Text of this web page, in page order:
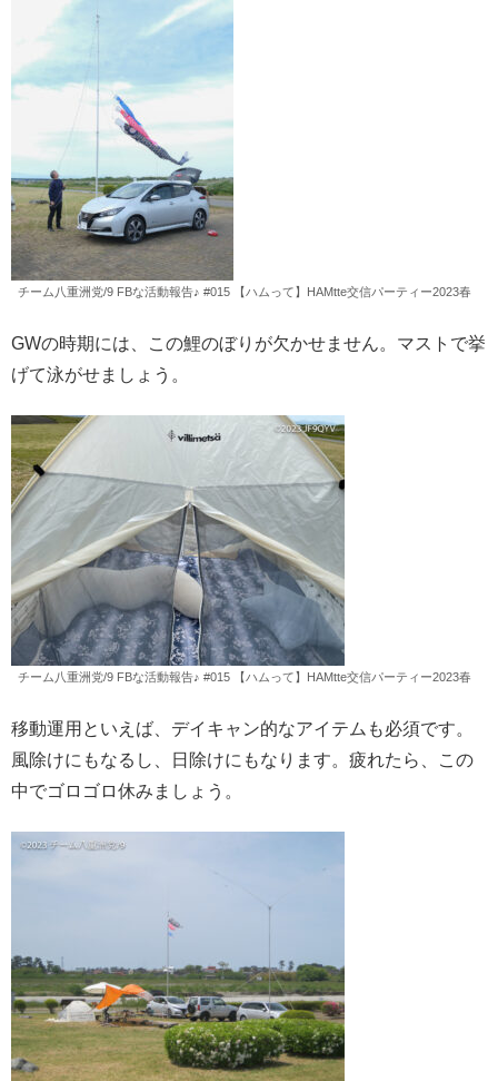
チーム八重洲党/9 FBな活動報告♪ #015 【ハムって】HAMtte交信パーティー2023春
GWの時期には、この鯉のぼりが欠かせません。マストで挙
げて泳がせましょう。
チーム八重洲党/9 FBな活動報告♪ #015 【ハムって】HAMtte交信パーティー2023春
移動運用といえば、デイキャン的なアイテムも必須です。
風除けにもなるし、日除けにもなります。疲れたら、この
中でゴロゴロ休みましょう。